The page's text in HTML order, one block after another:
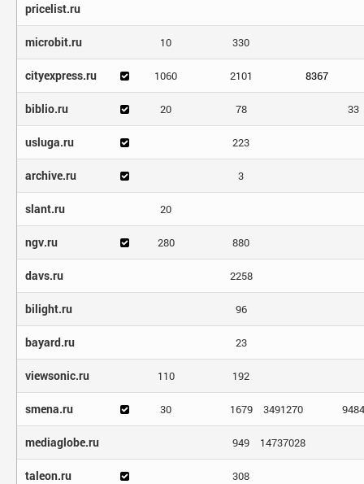
pricelist.ru
microbit.ru 10 330
cityexpress.ru 1060 2101 8367
biblio.ru 20 78 33
usluga.ru 223
archive.ru 3
slant.ru 20
ngv.ru 280 880
davs.ru 2258
bilight.ru 96
bayard.ru 23
viewsonic.ru 110 192
smena.ru 30 1679 3491270 9484
mediaglobe.ru 949 14737028
taleon.ru 308